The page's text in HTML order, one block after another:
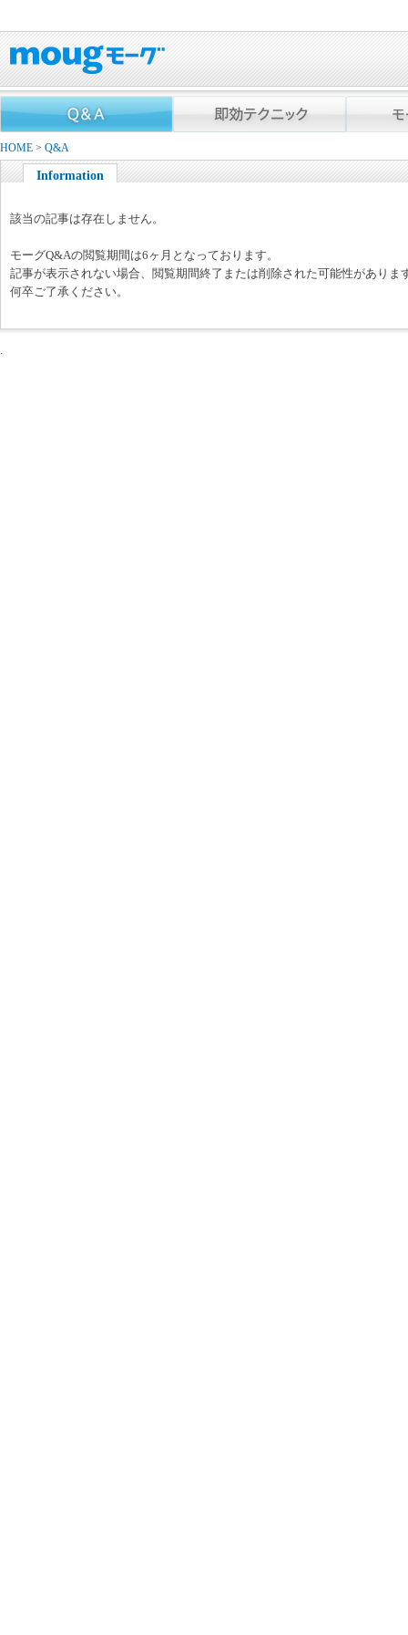
HOME > Q&A
Information
該当の記事は存在しません。
モーグQ&Aの閲覧期間は6ヶ月となっております。
記事が表示されない場合、閲覧期間終了または削除された可能性がありま
何卒ご了承ください。